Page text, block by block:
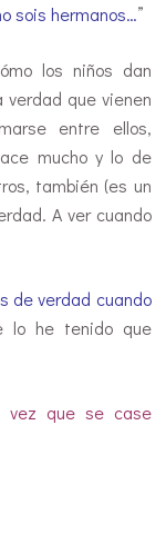
sois hermanos…”
los niños dan
que vienen
entre ellos,
mucho y lo de
también (es un
A ver cuando
de verdad cuando
lo he tenido que
vez que se case